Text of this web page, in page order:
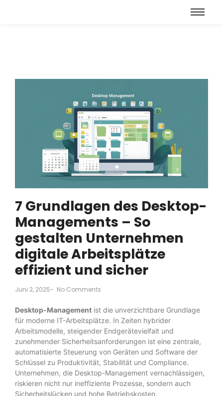
7 Grundlagen des Desktop-
Managements – So
gestalten Unternehmen
digitale Arbeitsplätze
effizient und sicher
Juni 2, 2025- No Comments
Desktop-Management ist die unverzichtbare Grundlage
für moderne IT-Arbeitsplätze. In Zeiten hybrider
Arbeitsmodelle, steigender Endgerätevielfalt und
zunehmender Sicherheitsanforderungen ist eine zentrale,
automatisierte Steuerung von Geräten und Software der
Schlüssel zu Produktivität, Stabilität und Compliance.
Unternehmen, die Desktop-Management vernachlässigen,
riskieren nicht nur ineffiziente Prozesse, sondern auch
Sicherheitslücken und hohe Betriebskosten.